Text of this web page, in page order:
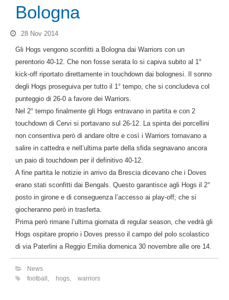
Bologna
28 Nov 2014
Gli Hogs vengono sconfitti a Bologna dai Warriors con un
perentorio 40-12. Che non fosse serata lo si capiva subito al 1°
kick-off riportato direttamente in touchdown dai bolognesi. Il sonno
degli Hogs proseguiva per tutto il 1° tempo, che si concludeva col
punteggio di 26-0 a favore dei Warriors.
Nel 2° tempo finalmente gli Hogs entravano in partita e con 2
touchdown di Cervi si portavano sul 26-12. La spinta dei porcellini
non consentiva però di andare oltre e così i Warriors tornavano a
salire in cattedra e nell’ultima parte della sfida segnavano ancora
un paio di touchdown per il definitivo 40-12.
A fine partita le notizie in arrivo da Brescia dicevano che i Doves
erano stati sconfitti dai Bengals. Questo garantisce agli Hogs il 2°
posto in girone e di conseguenza l’accesso ai play-off; che si
giocheranno però in trasferta.
Prima però rimane l’ultima giornata di regular season, che vedrà gli
Hogs ospitare proprio i Doves presso il campo del polo scolastico
di via Paterlini a Reggio Emilia domenica 30 novembre alle ore 14.
News
football
hogs warriors